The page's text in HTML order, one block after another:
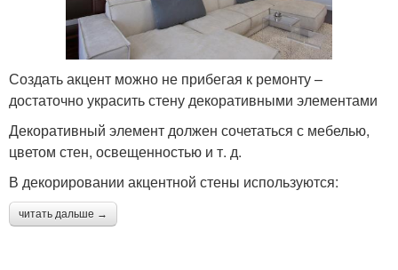
Создать акцент можно не прибегая к ремонту –
достаточно украсить стену декоративными элементами
Декоративный элемент должен сочетаться с мебелью,
цветом стен, освещенностью и т. д.
В декорировании акцентной стены используются:
читать дальше →